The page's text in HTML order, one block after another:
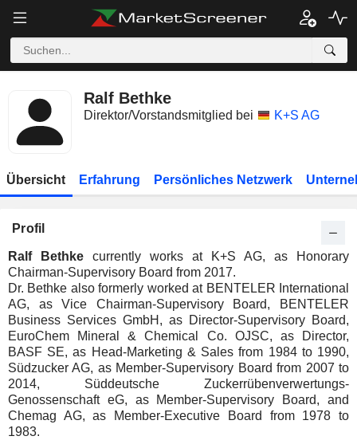
Ralf Bethke
Direktor/Vorstandsmitglied bei K+S AG
Übersicht Erfahrung Persönliches Netzwerk
Profil
Ralf Bethke currently works at K+S AG, as Honorary
Chairman-Supervisory Board from 2017.
Dr. Bethke also formerly worked at BENTELER International
AG, as Vice Chairman-Supervisory Board, BENTELER
Business Services GmbH, as Director-Supervisory Board,
EuroChem Mineral & Chemical Co. OJSC, as Director,
BASF SE, as Head-Marketing & Sales from 1984 to 1990,
Südzucker AG, as Member-Supervisory Board from 2007 to
2014, Süddeutsche Zuckerrübenverwertungs-
Genossenschaft eG, as Member-Supervisory Board, and
Chemag AG, as Member-Executive Board from 1978 to
1983.